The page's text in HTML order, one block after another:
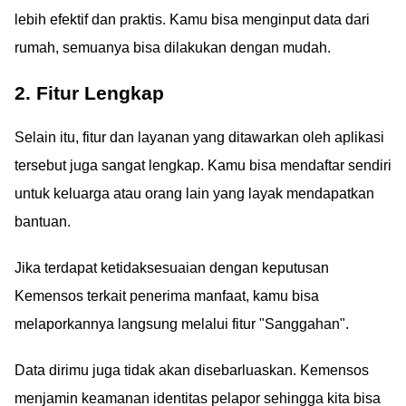
lebih efektif dan praktis. Kamu bisa menginput data dari
rumah, semuanya bisa dilakukan dengan mudah.
2. Fitur Lengkap
Selain itu, fitur dan layanan yang ditawarkan oleh aplikasi
tersebut juga sangat lengkap. Kamu bisa mendaftar sendiri
untuk keluarga atau orang lain yang layak mendapatkan
bantuan.
Jika terdapat ketidaksesuaian dengan keputusan
Kemensos terkait penerima manfaat, kamu bisa
melaporkannya langsung melalui fitur "Sanggahan".
Data dirimu juga tidak akan disebarluaskan. Kemensos
menjamin keamanan identitas pelapor sehingga kita bisa